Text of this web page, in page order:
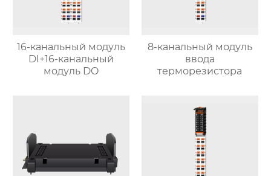
16-канальный модуль
DI+16-канальный
модуль DO
8-канальный модуль
ввода
терморезистора